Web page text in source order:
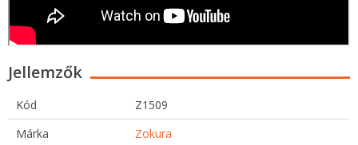
Jellemzők
Kód
Z1509
Márka
Zokura